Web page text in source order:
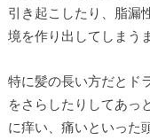
引き起こしたり、脂漏
境を作り出してしまう
特に髪の長い方だとド
をさらしたりしてあっ
に痒い、痛いといった